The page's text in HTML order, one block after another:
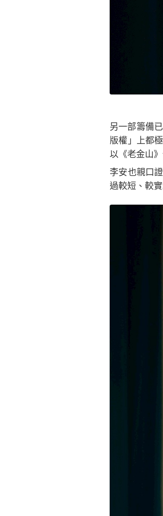
另一部籌備
版權」上都
以《老金山》
李安也親口
過較短、較